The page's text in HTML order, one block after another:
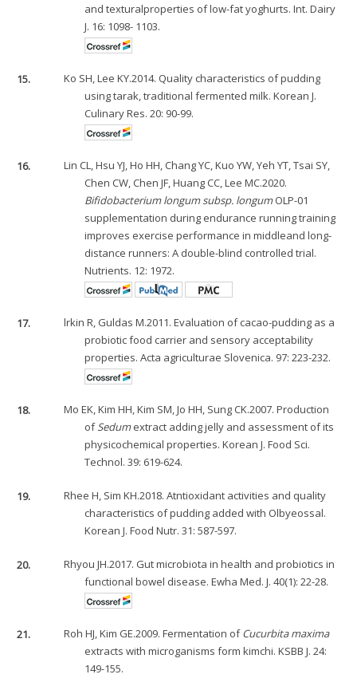
and texturalproperties of low-fat yoghurts. Int. Dairy
J. 16: 1098- 1103.
15.
Ko SH, Lee KY.2014. Quality characteristics of pudding
using tarak, traditional fermented milk. Korean J.
Culinary Res. 20: 90-99.
16.
Lin CL, Hsu YJ, Ho HH, Chang YC, Kuo YW, Yeh YT, Tsai SY,
Chen CW, Chen JF, Huang CC, Lee MC.2020.
Bifidobacterium longum subsp. longumOLP-01
supplementation during endurance running training
improves exercise performance in middleand long-
distance runners: A double-blind controlled trial.
Nutrients. 12: 1972.
17.
lrkin R, Guldas M.2011. Evaluation of cacao-pudding as a
probiotic food carrier and sensory acceptability
properties. Acta agriculturae Slovenica. 97: 223-232.
18.
Mo EK, Kim HH, Kim SM, Jo HH, Sung CK.2007. Production
ofSedumextract adding jelly and assessment of its
physicochemical properties. Korean J. Food Sci.
Technol. 39: 619-624.
19.
Rhee H, Sim KH.2018. Atntioxidant activities and quality
characteristics of pudding added with Olbyeossal.
Korean J. Food Nutr. 31: 587-597.
20.
Rhyou JH.2017. Gut microbiota in health and probiotics in
functional bowel disease. Ewha Med. J. 40(1): 22-28.
21. Roh HJ, Kim GE.2009. Fermentation ofCucurbita maxima
extracts with microganisms form kimchi. KSBB J. 24:
149-155.